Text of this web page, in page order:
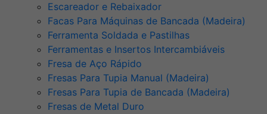
Escareador e Rebaixador
Facas Para Máquinas de Bancada (Madeira)
Ferramenta Soldada e Pastilhas
Ferramentas e Insertos Intercambiáveis
Fresa de Aço Rápido
Fresas Para Tupia Manual (Madeira)
Fresas Para Tupia de Bancada (Madeira)
Fresas de Metal Duro